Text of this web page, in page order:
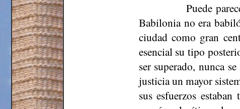
Puede
Babilonia no era
ciudad como gran
esencial su tipo
ser superado, nunca
justicia un mayor
sus esfuerzos